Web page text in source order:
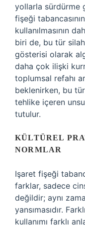
yollarla sürdürme
fişeği
kullanılmasının
biri de, bu tür
gösterisi olarak
daha çok ilişki
toplumsal refahı
beklenirken, bu
tehlike içeren
tutulur.
KÜLTÜREL
NORMLAR
Işaret fişeği
farklar, sadece
değildir; aynı
yansımasıdır.
kullanımı farklı